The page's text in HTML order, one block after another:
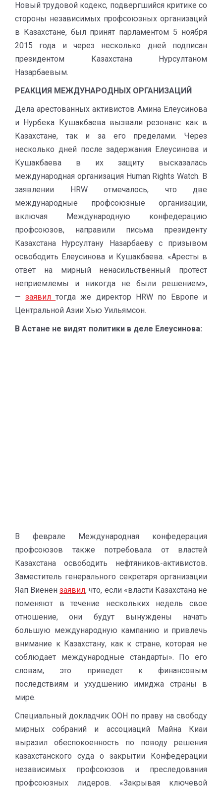
Новый трудовой кодекс, подвергшийся критике со
стороны независимых профсоюзных организаций
в Казахстане, был принят парламентом 5 ноября
2015 года и через несколько дней подписан
президентом Казахстана Нурсултаном
Назарбаевым.
РЕАКЦИЯ МЕЖДУНАРОДНЫХ ОРГАНИЗАЦИЙ
Дела арестованных активистов Амина Елеусинова
и Нурбека Кушакбаева вызвали резонанс как в
Казахстане, так и за его пределами. Через
несколько дней после задержания Елеусинова и
Кушакбаева в их защиту высказалась
международная организация Human Rights Watch. В
заявлении HRW отмечалось, что две
международные профсоюзные организации,
включая Международную конфедерацию
профсоюзов, направили письма президенту
Казахстана Нурсултану Назарбаеву с призывом
освободить Елеусинова и Кушакбаева. «Аресты в
ответ на мирный ненасильственный протест
неприемлемы и никогда не были решением»,
—заявилтогда же директор HRW по Европе и
Центральной Азии Хью Уильямсон.
В Астане не видят политики в деле Елеусинова:
В феврале Международная конфедерация
профсоюзов также потребовала от властей
Казахстана освободить нефтяников-активистов.
Заместитель генерального секретаря организации
Яап Виенензаявил, что, если «власти Казахстана не
поменяют в течение нескольких недель свое
отношение, они будут вынуждены начать
большую международную кампанию и привлечь
внимание к Казахстану, как к стране, которая не
соблюдает международные стандарты». По его
словам, это приведет к финансовым
последствиям и ухудшению имиджа страны в
мире.
Специальный докладчик ООН по праву на свободу
мирных собраний и ассоциаций Майна Киаи
выразил обеспокоенность по поводу решения
казахстанского суда о закрытии Конфедерации
независимых профсоюзов и преследования
профсоюзных лидеров. «Закрывая ключевой